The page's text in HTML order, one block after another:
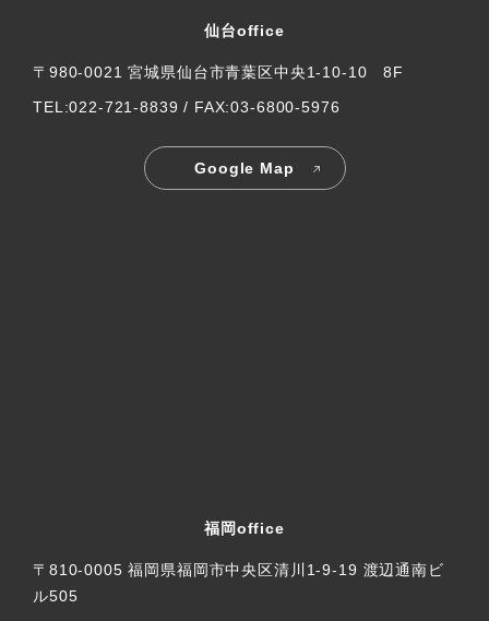
仙台office
〒980-0021 宮城県仙台市青葉区中央1-10-10 8F
TEL:022-721-8839 / FAX:03-6800-5976
Google Map
福岡office
〒810-0005 福岡県福岡市中央区清川1-9-19 渡辺通南ビ
ル505